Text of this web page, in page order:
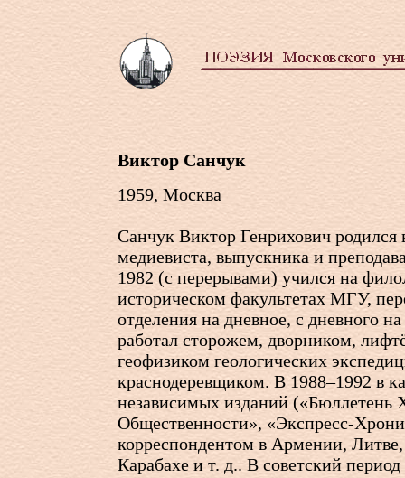
Виктор Cанчук
1959, Mocква
Санчук Виктор Генрихович родился
медиевиста, выпускника и
1982 (с перерывами) учился на
историческом факультетах МГУ,
отделения на дневное, с дневного
работал сторожем, дворником,
геофизиком геологических
краснодеревщиком. В 1988–1992 в
независимых изданий («Бюллетень
Общественности», «Экспресс-
корреспондентом в Армении,
Карабахе и т. д.. В советский